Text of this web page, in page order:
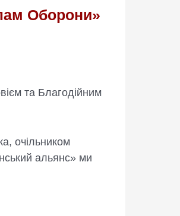
Оборони»
та Благодійним
очільником
альянс» ми